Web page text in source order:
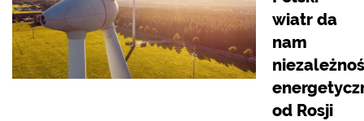
wiatr da
nam
od Rosji